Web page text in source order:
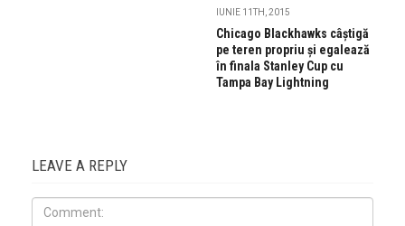
IUNIE 11TH, 2015
Chicago Blackhawks câștigă
pe teren propriu și egalează
în finala Stanley Cup cu
Tampa Bay Lightning
LEAVE A REPLY